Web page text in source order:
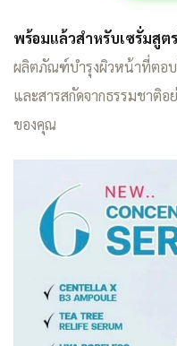
พร้อมแล้วสำหรับเซรั่มสูต
ผลิตภัณฑ์บำรุงผิวหน้าที่ตอ
และสารสกัดจากธรรมชาติ
ของคุณ